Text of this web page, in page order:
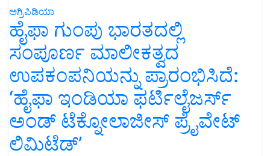
ಅಗ್ರಿಪಿಡಿಯಾ
ಹೈಫಾ ಗುಂಪು ಭಾರತದಲ್ಲಿ
ಸಂಪೂರ್ಣ ಮಾಲೀಕತ್ವದ
ಉಪಕಂಪನಿಯನ್ನು ಪ್ರಾರಂಭಿಸಿದೆ:
‘ಹೈಫಾ ಇಂಡಿಯಾ ಫರ್ಟಿಲೈಜರ್ಸ್
ಅಂಡ್ ಟೆಕ್ನೋಲಾಜೀಸ್ ಪ್ರೈವೇಟ್
ಲಿಮಿಟೆಡ್’